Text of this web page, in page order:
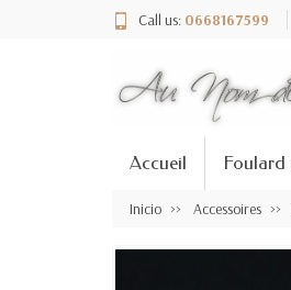
Call us: 0668167599
Accueil Foulard
Inicio Accessoires